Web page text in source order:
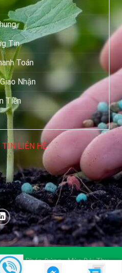
Tin
Toán
Nhận
Tiền
TIN LIÊN HỆ
| Giải Pháp Đúng - Mùa Bội Thu